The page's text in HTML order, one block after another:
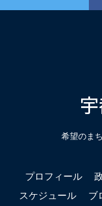
希望のま
プロフィール
スケジュール
ブ